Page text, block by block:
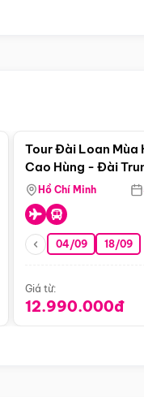
Tour Đài Loan Mùa
Cao Hùng - Đài
(Bay Vj)
Hồ Chí Minh
04/09 18/09
Giá từ:
12.990.000đ